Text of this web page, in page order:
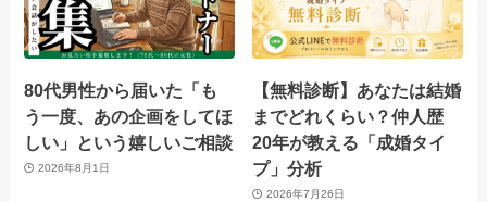
80代男性から届いた「も
う一度、あの企画をしてほ
しい」という嬉しいご相談
2026年8月1日
【無料診断】あなたは結婚
までどれくらい？仲人歴
20年が教える「成婚タイ
プ」分析
2026年7月26日